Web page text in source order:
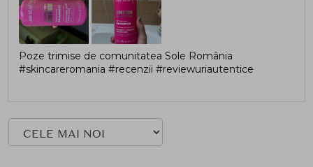
Poze trimise de comunitatea Sole România
#skincareromania #recenzii #reviewuriautentice